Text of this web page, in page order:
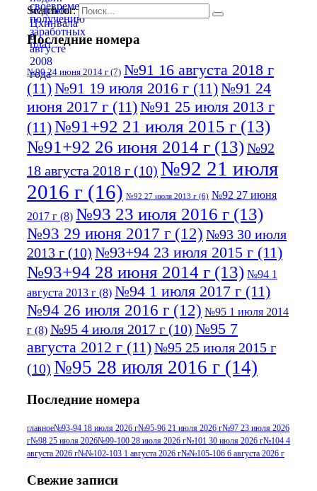
Search for:
Последние номера
№90 24 июня 2014 г (7) №91 16 августа 2018 г
(11)№91 19 июля 2016 г (11)№91 24
июня 2017 г (11)№91 25 июля 2013 г
(11)№91+92 21 июля 2015 г (13)
№91+92 26 июня 2014 г (13)№92
18 августа 2018 г (10) №92 21 июля
2016 г (16) №92 27 июля 2013 г (6) №92 27 июня
2017 г (8) №93 23 июля 2016 г (13)
№93 29 июня 2017 г (12) №93 30 июля
2013 г (10) №93+94 23 июля 2015 г (11)
№93+94 28 июня 2014 г (13) №94 1
августа 2013 г (8) №94 1 июля 2017 г (11)
№94 26 июля 2016 г (12) №95 1 июля 2014
г (8) №95 4 июля 2017 г (10) №95 7
августа 2012 г (11)№95 25 июля 2015 г
(10) №95 28 июля 2016 г (14)
июля 2017 г(11)№96 9 августа 2012
г(13) №96 28 июля 2015 г(9) №96+97 3
июля 2014 г(10)№96+97 30 июля
Последние номера
главное№93-94 18 июля 2026 г№95-96 21 июля 2026 г№97 23 июля 2026
г№98 25 июля 2026№99-100 28 июля 2026 г№101 30 июля 2026 г№104 4
августа 2026 г№№102-103 1 августа 2026 г№№105-106 6 августа 2026 г
Свежие записи